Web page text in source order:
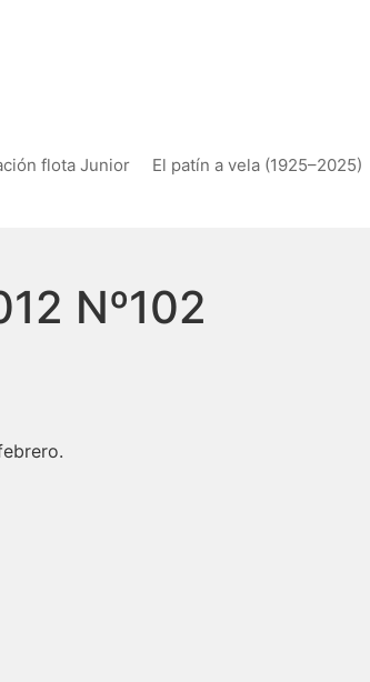
flota Junior El patín a vela (1925–2025)
Nº102